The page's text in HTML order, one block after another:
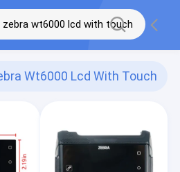
Wt6000 Lcd With Touch